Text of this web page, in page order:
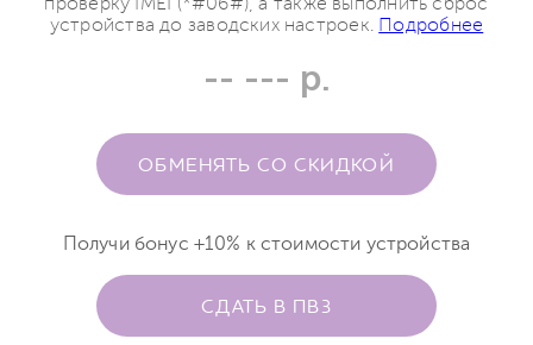
устройства до заводских настроек. Подробнее
-- --- р.
ОБМЕНЯТЬ СО СКИДКОЙ
Получи бонус +10% к стоимости устройства
СДАТЬ В ПВЗ